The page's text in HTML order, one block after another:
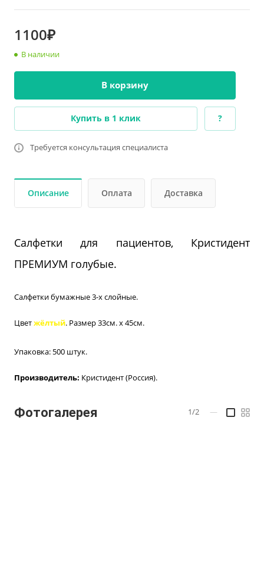
1100₽
В наличии
В корзину
Купить в 1 клик ?
Требуется консультация специалиста
Описание Оплата Доставка
Салфетки для пациентов, Кристидент
ПРЕМИУМ голубые.
Салфетки бумажные 3-х слойные.
Цветжёлтый. Размер 33см. х 45см.
Упаковка: 500 штук.
Производитель: Кристидент (Россия).
Фотогалерея 1/2 —